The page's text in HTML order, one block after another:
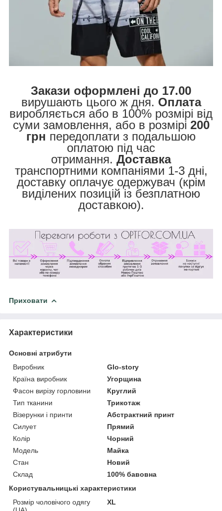
Закази оформлені до 17.00
вирушають цього ж дня. Оплата
виробляється або в 100% розмірі від
суми замовлення, або в розмірі 200
грн передоплати з подальшою
оплатою під час
отримання. Доставка
транспортними компаніями 1-3 дні,
доставку оплачує одержувач (крім
виділених позицій із безплатною
доставкою).
Приховати
Характеристики
Основні атрибути
Виробник
Glo-story
Країна виробник
Угорщина
Фасон вирізу горловини
Круглий
Тип тканини
Трикотаж
Візерунки і принти
Абстрактний принт
Силует
Прямий
Колір
Чорний
Модель
Майка
Стан
Новий
Склад
100% бавовна
Користувальницькі характеристики
Розмір чоловічого одягу
XL